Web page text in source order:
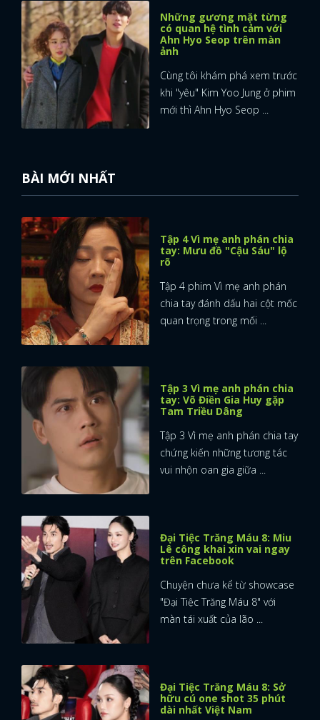
Những gương mặt từng
có quan hệ tình cảm với
Ahn Hyo Seop trên màn
ảnh
Cùng tôi khám phá xem trước
khi "yêu" Kim Yoo Jung ở phim
mới thì Ahn Hyo Seop ...
BÀI MỚI NHẤT
Tập 4 Vì mẹ anh phán chia
tay: Mưu đồ "Cậu Sáu" lộ
rõ
Tập 4 phim Vì mẹ anh phán
chia tay đánh dấu hai cột mốc
quan trọng trong mối ...
Tập 3 Vì mẹ anh phán chia
tay: Võ Điền Gia Huy gặp
Tam Triều Dâng
Tập 3 Vì mẹ anh phán chia tay
chứng kiến những tương tác
vui nhộn oan gia giữa ...
Đại Tiệc Trăng Máu 8: Miu
Lê công khai xin vai ngay
trên Facebook
Chuyện chưa kể từ showcase
"Đại Tiệc Trăng Máu 8" với
màn tái xuất của lão ...
Đại Tiệc Trăng Máu 8: Sở
hữu cú one shot 35 phút
dài nhất Việt Nam